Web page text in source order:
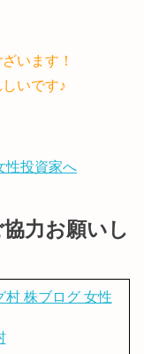
います！
いです♪
力お願いし